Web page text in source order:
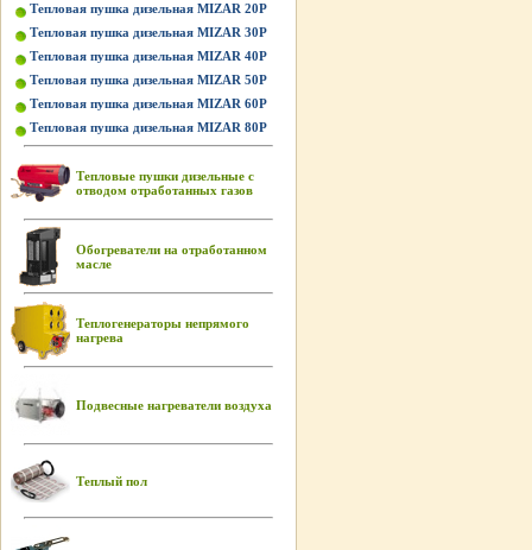
Тепловая пушка дизельная MIZAR 20P
Тепловая пушка дизельная MIZAR 30P
Тепловая пушка дизельная MIZAR 40P
Тепловая пушка дизельная MIZAR 50P
Тепловая пушка дизельная MIZAR 60P
Тепловая пушка дизельная MIZAR 80P
Тепловые пушки дизельные с
отводом отработанных газов
Обогреватели на отработанном
масле
Теплогенераторы непрямого
нагрева
Подвесные нагреватели воздуха
Теплый пол